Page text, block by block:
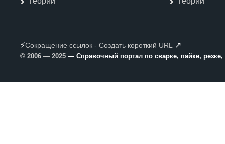
⚡Сокращение ссылок - Создать короткий URL ↗
© 2006 — 2025 — Справочный портал по сварке, пайке,